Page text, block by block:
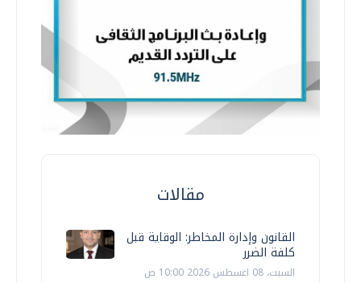
مقالات
القانون وإدارة المخاطر: الوقاية قبل
كلفة الضرر
السبت، 08 اغسطس 2026 10:00 ص